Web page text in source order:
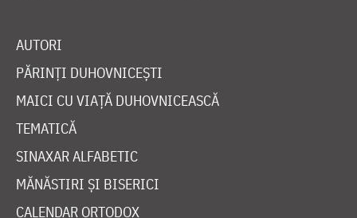
AUTORI
PĂRINȚI DUHOVNICEȘTI
MAICI CU VIAȚĂ DUHOVNICEASCĂ
TEMATICĂ
SINAXAR ALFABETIC
MĂNĂSTIRI ȘI BISERICI
CALENDAR ORTODOX